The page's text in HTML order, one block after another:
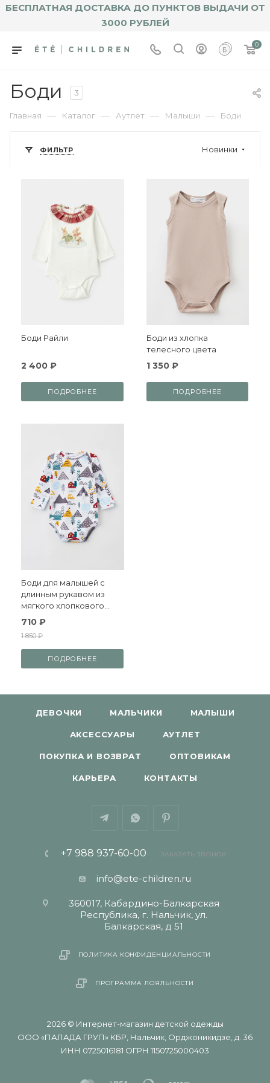
БЕСПЛАТНАЯ ДОСТАВКА ДО ПУНКТОВ ВЫДАЧИ ОТ
3000 РУБЛЕЙ
0
Боди 3
Главная — Каталог — Аутлет — Малыши — Боди
ФИЛЬТР Новинки
Боди Райли
2 400 ₽
ПОДРОБНЕЕ
Боди из хлопка
телесного цвета
1 350 ₽
ПОДРОБНЕЕ
Боди для малышей с
длинным рукавом из
мягкого хлопкового
трикотажа
710 ₽
1 850 ₽
ПОДРОБНЕЕ
ДЕВОЧКИ МАЛЬЧИКИ МАЛЫШИ
АКСЕССУАРЫ АУТЛЕТ
ПОКУПКА И ВОЗВРАТ ОПТОВИКАМ
КАРЬЕРА КОНТАКТЫ
+7 988 937-60-00 ЗАКАЗАТЬ ЗВОНОК
info@ete-children.ru
360017, Кабардино-Балкарская
Республика, г. Нальчик, ул.
Балкарская, д 51
ПОЛИТИКА КОНФИДЕНЦИАЛЬНОСТИ
ПРОГРАММА ЛОЯЛЬНОСТИ
2026 © Интернет-магазин детской одежды
ООО «ПАЛАДА ГРУП» КБР, Нальчик, Орджоникидзе, д. 36
ИНН 0725016181 ОГРН 1150725000403